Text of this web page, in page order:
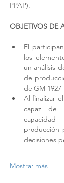
PPAP).
OBJETIVOS DE
El
los
un análisis
de
de GM 1927
Al finalizar
capaz de
producción
decisiones
Mostrar más